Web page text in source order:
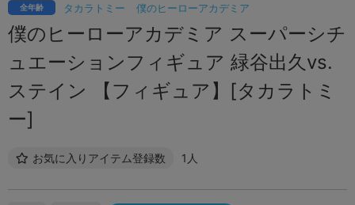
タカラトミー 僕のヒーローアカデミア
全年齢
僕のヒーローアカデミア スーパーシチ
ュエーションフィギュア 緑谷出久vs.
ステイン 【フィギュア】[タカラトミ
ー]
お気に入りアイテム登録数 1人